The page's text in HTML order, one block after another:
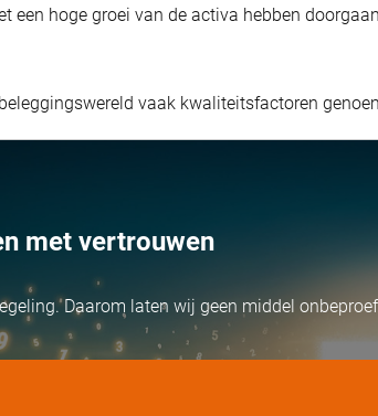
een hoge groei van de activa hebben
vaak kwaliteitsfactoren
met vertrouwen
Daarom laten wij geen middel